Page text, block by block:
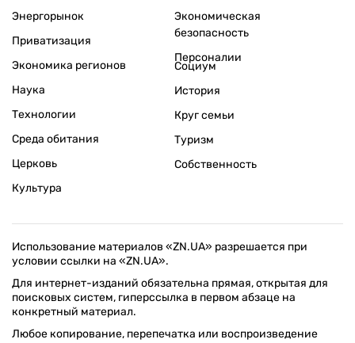
Энергорынок
Приватизация
Экономика регионов
Экономическая
безопасность
Персоналии
Наука
Технологии
Среда обитания
Церковь
Культура
Социум
История
Круг семьи
Туризм
Собственность
Использование материалов «ZN.UA» разрешается при
условии ссылки на «ZN.UA».
Для интернет-изданий обязательна прямая, открытая для
поисковых систем, гиперссылка в первом абзаце на
конкретный материал.
Любое копирование, перепечатка или воспроизведение